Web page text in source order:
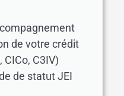
de votre crédit
CICo, C3IV)
de statut JEI